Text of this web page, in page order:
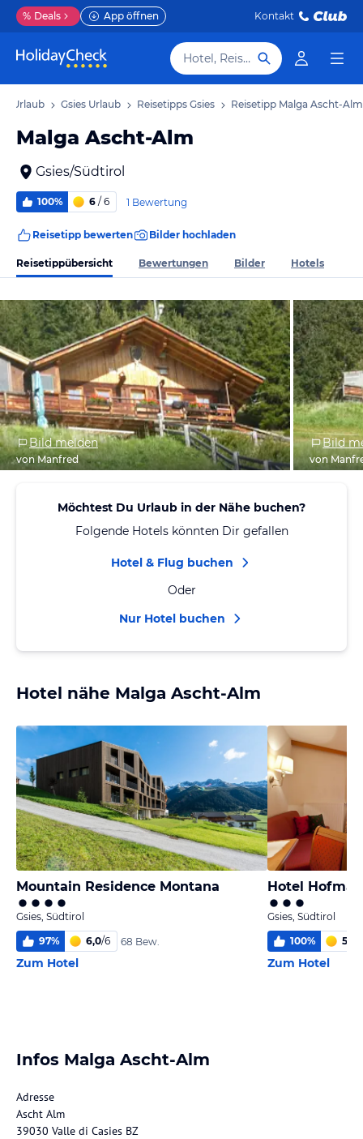
% Deals App öffnen Kontakt
Hotel, Reiseziel
Urlaub Gsies Urlaub Reisetipps Gsies Reisetipp Malga Ascht-Alm
Malga Ascht-Alm
Gsies/Südtirol
100% 6 / 6 1 Bewertung
Reisetipp bewerten Bilder hochladen
Reisetippübersicht Bewertungen Bilder Hotels
Bild melden
von Manfred
Bild
von
Möchtest Du Urlaub in der Nähe buchen?
Folgende Hotels könnten Dir gefallen
Hotel & Flug buchen
Oder
Nur Hotel buchen
Hotel nähe Malga Ascht-Alm
Mountain Residence Montana
Gsies, Südtirol
97% 6,0/6 68 Bew.
Zum Hotel
Hotel
Gsies, Südtirol
100% 5,8
Zum Hotel
Infos Malga Ascht-Alm
Adresse
Ascht Alm
39030 Valle di Casies BZ